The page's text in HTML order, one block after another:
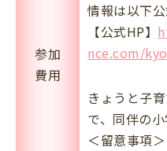
参加
費用
情報は以下
【公式HP】
nce.com/
きょうと子
で、同伴の
＜留意事項＞